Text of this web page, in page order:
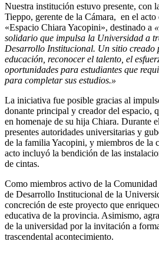
Nuestra institución estuvo presente, con
Tieppo, gerente de la Cámara, en el
«Espacio Chiara Yacopini», destinado a
solidario que impulsa la Universidad a
Desarrollo Institucional. Un sitio creado
educación, reconocer el talento, el
oportunidades para estudiantes que
para completar sus estudios.»
La iniciativa fue posible gracias al
donante principal y creador del espacio,
en homenaje de su hija Chiara. Durante
presentes autoridades universitarias y
de la familia Yacopini, y miembros de la
acto incluyó la bendición de las
de cintas.
Como miembros activo de la
de Desarrollo Institucional de la
concreción de este proyecto que
educativa de la provincia. Asimismo,
de la universidad por la invitación a
trascendental acontecimiento.